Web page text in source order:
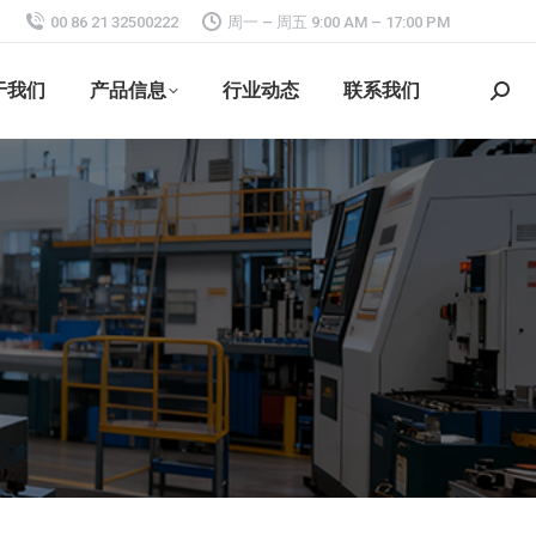
00 86 21 32500222 周一 – 周五 9:00 AM – 17:00 PM
我们 产品信息 行业动态 联系我们
搜